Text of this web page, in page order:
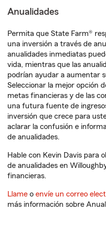
Anualidades
Permita que State Farm®
una inversión a través de
anualidades inmediatas
vida, mientras que las
podrían ayudar a aumentar
Seleccionar la mejor opción
metas financieras y de las
una futura fuente de
inversión que crece para
aclarar la confusión e
de anualidades.
Hable con Kevin Davis para
de anualidades en
financieras.
Llame o envíe un correo
más información sobre